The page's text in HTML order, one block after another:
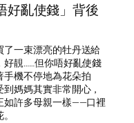
好亂使錢」背後
一束漂亮的牡丹送給
好靚……但你唔好亂使錢
手機不停地為花朵拍
媽媽其實非常開心，
如許多母親一樣——口裡